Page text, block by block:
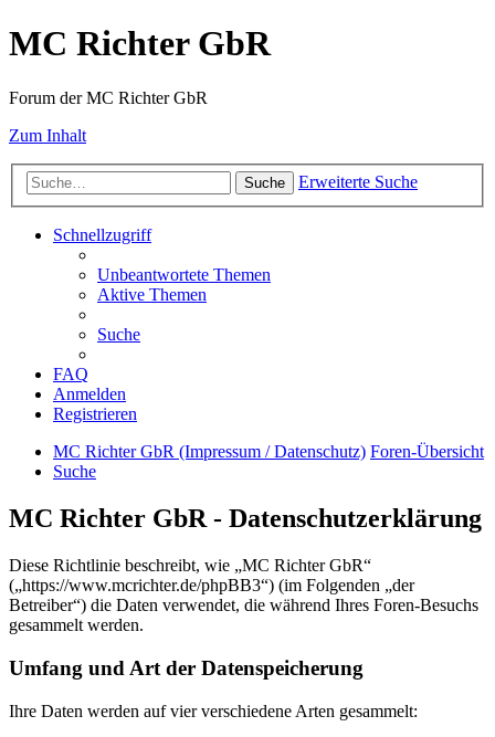
MC Richter GbR
Forum der MC Richter GbR
Zum Inhalt
Suche Erweiterte Suche
Schnellzugriff
Unbeantwortete Themen
Aktive Themen
Suche
FAQ
Anmelden
Registrieren
MC Richter GbR (Impressum / Datenschutz) Foren-Übersicht
Suche
MC Richter GbR - Datenschutzerklärung
Diese Richtlinie beschreibt, wie „MC Richter GbR“
(„https://www.mcrichter.de/phpBB3“) (im Folgenden „der
Betreiber“) die Daten verwendet, die während Ihres Foren-Besuchs
gesammelt werden.
Umfang und Art der Datenspeicherung
Ihre Daten werden auf vier verschiedene Arten gesammelt: